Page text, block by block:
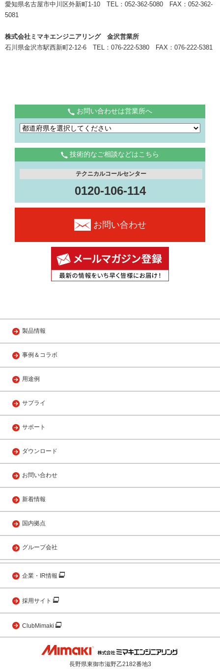
愛知県名古屋市中川区外新町1-10 TEL：052-362-5080 FAX：052-362-
5081
株式会社ミマキエンジニアリング 金沢営業所
石川県金沢市駅西新町2-12-6 TEL：076-222-5380 FAX：076-222-5381
お問い合わせは営業所へ
技術的なご相談などはこちら
テクニカルコールセンター
0120-106-114
お問い合わせ
製品情報
事例＆コラボ
用途例
サプライ
サポート
ダウンロード
お問い合わせ
新着情報
国内拠点
グループ会社
企業・IR情報
採用サイト
ClubMimaki
長野県東御市滋野乙2182番地3